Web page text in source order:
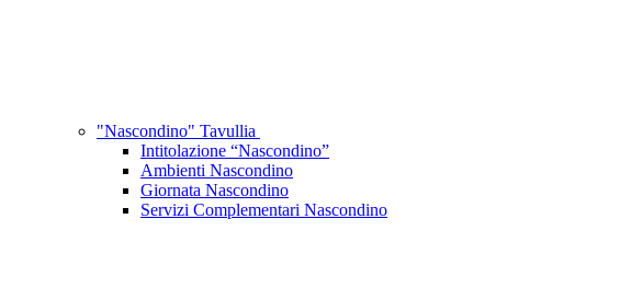
"Nascondino" Tavullia
Intitolazione “Nascondino”
Ambienti Nascondino
Giornata Nascondino
Servizi Complementari Nascondino